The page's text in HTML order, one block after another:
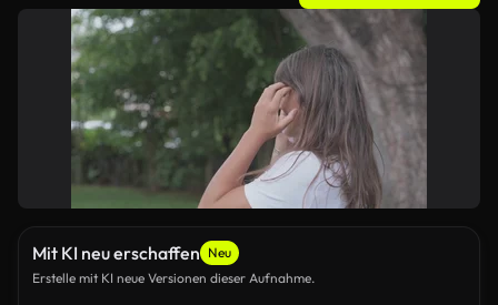
Mit KI neu erschaffen Neu
Erstelle mit KI neue Versionen dieser Aufnahme.